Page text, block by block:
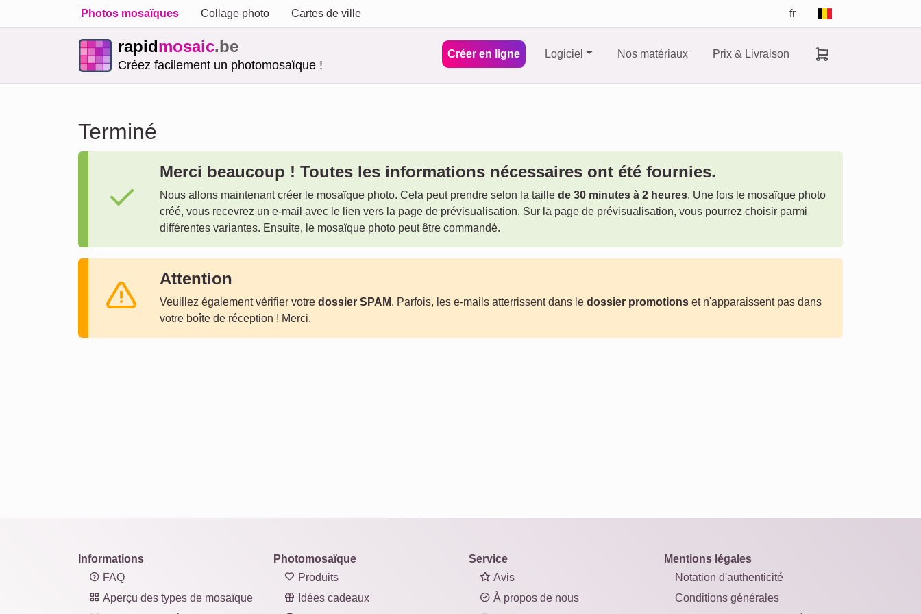
Photos mosaïques Collage photo Cartes de ville fr
rapidmosaic.be
Créez facilement un photomosaïque !
Créer en ligne Logiciel Nos matériaux Prix & Livraison
Terminé
Merci beaucoup ! Toutes les informations nécessaires ont été fournies.
Nous allons maintenant créer le mosaïque photo. Cela peut prendre selon la taille de 30 minutes à 2 heures. Une fois le mosaïque photo
créé, vous recevrez un e-mail avec le lien vers la page de prévisualisation. Sur la page de prévisualisation, vous pourrez choisir parmi
différentes variantes. Ensuite, le mosaïque photo peut être commandé.
Attention
Veuillez également vérifier votre dossier SPAM. Parfois, les e-mails atterrissent dans le dossier promotions et n'apparaissent pas dans
votre boîte de réception ! Merci.
Informations
FAQ
Aperçu des types de mosaïque
Photomosaïque
Produits
Idées cadeaux
Service
Avis
À propos de nous
Mentions légales
Notation d'authenticité
Conditions générales